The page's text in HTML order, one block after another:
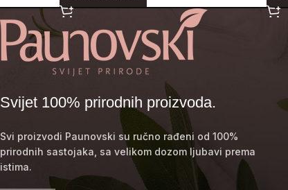
Svijet 100% prirodnih proizvoda.
Svi proizvodi Paunovski su ručno rađeni od 100%
prirodnih sastojaka, sa velikom dozom ljubavi prema
istima.